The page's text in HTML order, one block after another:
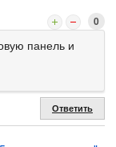
0
панель и
Ответить